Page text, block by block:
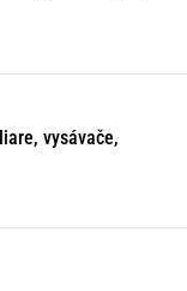
vysávače,